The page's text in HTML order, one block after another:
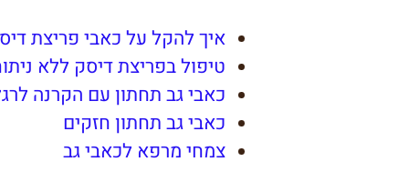
איך להקל על כאבי פריצת
טיפול בפריצת דיסק ללא
כאבי גב תחתון עם הקרנה
כאבי גב תחתון חזקים
צמחי מרפא לכאבי גב